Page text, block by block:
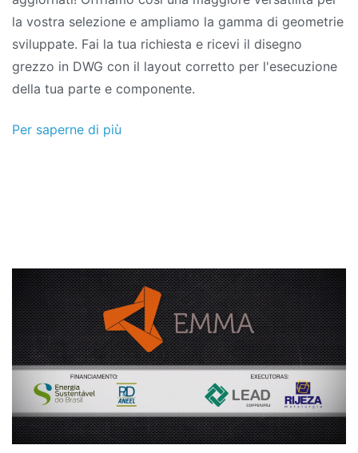
la vostra selezione e ampliamo la gamma di geometrie
sviluppate. Fai la tua richiesta e ricevi il disegno
grezzo in DWG con il layout corretto per l'esecuzione
della tua parte e componente.
Per saperne di più